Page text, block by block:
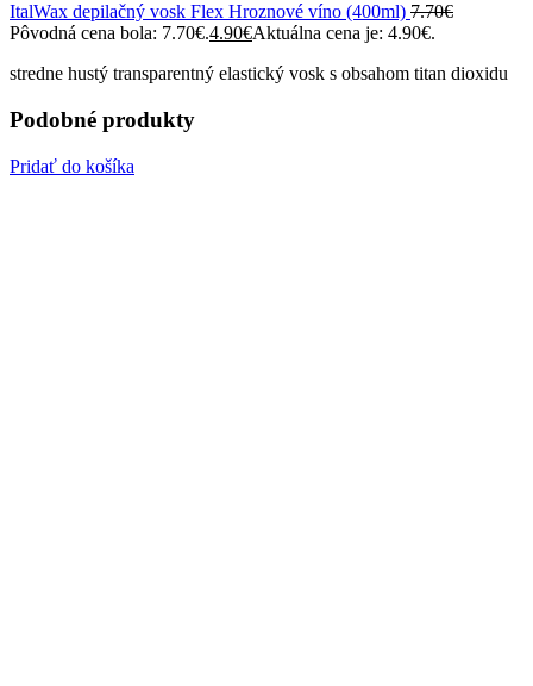
ItalWax depilačný vosk Flex Hroznové víno (400ml) 7.70€
Pôvodná cena bola: 7.70€.4.90€Aktuálna cena je: 4.90€.
stredne hustý transparentný elastický vosk s obsahom titan dioxidu
Podobné produkty
Pridať do košíka